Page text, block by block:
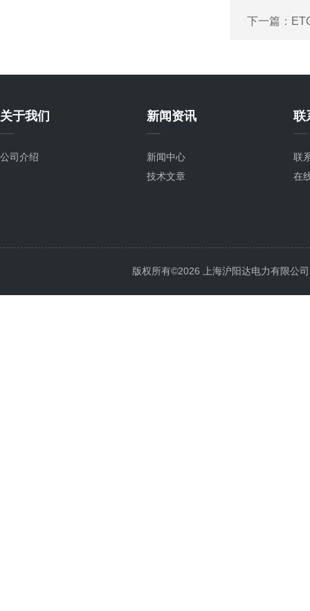
下一篇：
关于我们
公司介绍
新闻资讯
新闻中心
技术文章
联
联
在
版权所有©2026 上海沪阳达电力有限公